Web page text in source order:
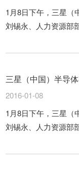
1月8日下午，三星（
刘锡永、人力资源部
三星（中国）半导
2016-01-08
1月8日下午，三星（
刘锡永、人力资源部